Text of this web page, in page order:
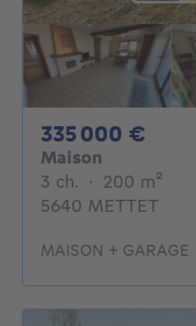
335 000 €
Maison
3 ch. 3 chambres
· 200 m²
5640 METTET
MAISON + GARAGE